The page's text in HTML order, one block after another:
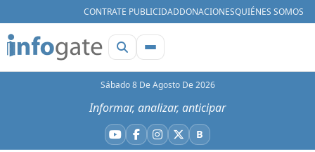
CONTRATE PUBLICIDADDONACIONESQUIÉNES SOMOS
Sábado 8 De Agosto De 2026
Informar, analizar, anticipar
YouTube
Facebook
Instagram
X BBluesky